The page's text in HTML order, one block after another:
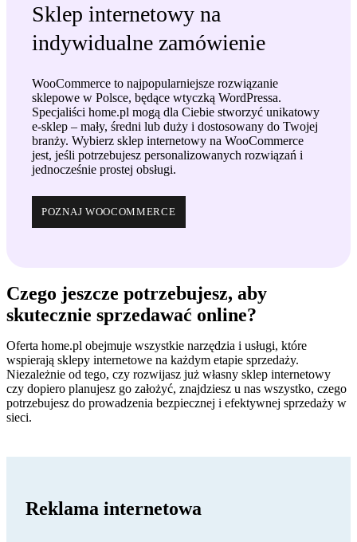
Sklep internetowy na
indywidualne zamówienie
WooCommerce to najpopularniejsze rozwiązanie
sklepowe w Polsce, będące wtyczką WordPressa.
Specjaliści home.pl mogą dla Ciebie stworzyć unikatowy
e-sklep – mały, średni lub duży i dostosowany do Twojej
branży. Wybierz sklep internetowy na WooCommerce
jest, jeśli potrzebujesz personalizowanych rozwiązań i
jednocześnie prostej obsługi.
POZNAJ WOOCOMMERCE
Czego jeszcze potrzebujesz, aby
skutecznie sprzedawać online?
Oferta home.pl obejmuje wszystkie narzędzia i usługi, które
wspierają sklepy internetowe na każdym etapie sprzedaży.
Niezależnie od tego, czy rozwijasz już własny sklep internetowy
czy dopiero planujesz go założyć, znajdziesz u nas wszystko, czego
potrzebujesz do prowadzenia bezpiecznej i efektywnej sprzedaży w
sieci.
Reklama internetowa